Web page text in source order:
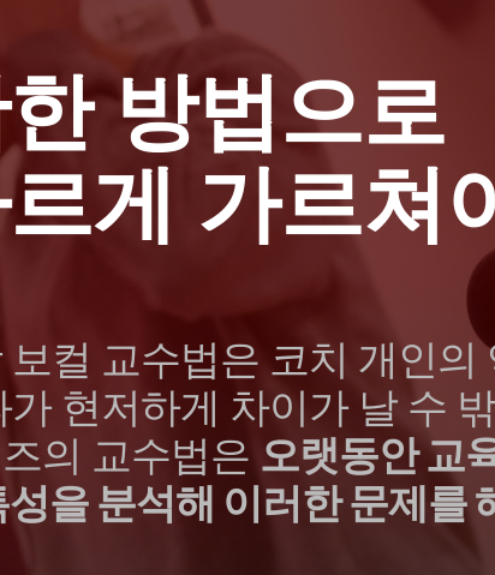
방법으로
게 가르쳐
컬 교수법은 코치 개인
현저하게 차이가 날 수
의 교수법은 오랫동안 교
을 분석해 이러한 문제를